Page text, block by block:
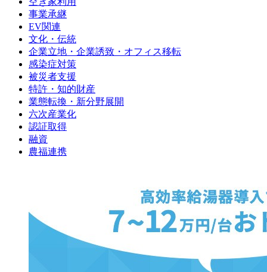
事業承継
EV関連
文化・伝統
企業立地・企業誘致・オフィス移転
感染症対策
被災者支援
特許・知的財産
業態転換・新分野展開
六次産業化
認証取得
融資
農福連携